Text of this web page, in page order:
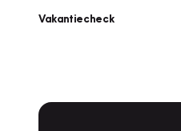
Vakantiecheck